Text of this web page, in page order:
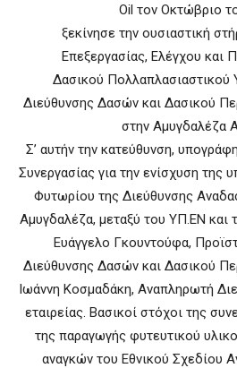
Oil τον Οκτώβριο
ξεκίνησε την ουσιαστική
Επεξεργασίας, Ελέγχου και
Δασικού Πολλαπλασιαστικού
Διεύθυνσης Δασών και Δασικού
στην Αμυγδαλέζα
Σ’ αυτήν την κατεύθυνση,
Συνεργασίας για την ενίσχυση της
Φυτωρίου της Διεύθυνσης
Αμυγδαλέζα, μεταξύ του ΥΠ.ΕΝ και
Ευάγγελο Γκουντούφα,
Διεύθυνσης Δασών και Δασικού
Ιωάννη Κοσμαδάκη, Αναπληρωτή
εταιρείας. Βασικοί στόχοι της
της παραγωγής φυτευτικού
αναγκών του Εθνικού Σχεδίου